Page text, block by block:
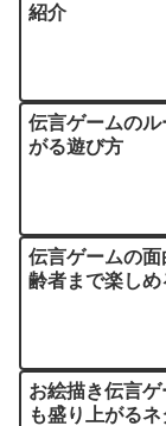
紹介
伝言ゲームの
がる遊び方
伝言ゲームの
齢者まで楽しめ
お絵描き伝言
も盛り上がるネ